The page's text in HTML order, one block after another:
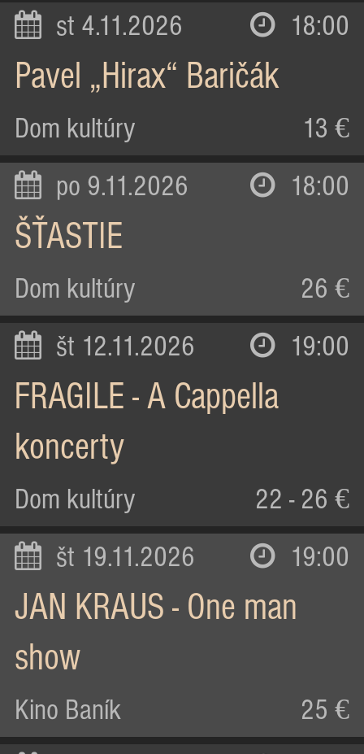
st 4.11.2026 18:00
Pavel „Hirax“ Baričák
Dom kultúry 13 €
po 9.11.2026 18:00
ŠŤASTIE
Dom kultúry 26 €
št 12.11.2026 19:00
FRAGILE - A Cappella
koncerty
Dom kultúry 22 - 26 €
št 19.11.2026 19:00
JAN KRAUS - One man
show
Kino Baník 25 €